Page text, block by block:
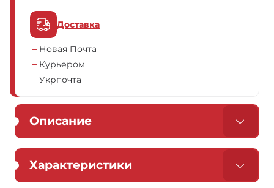
Доставка
Новая Почта
Курьером
Укрпочта
Описание
Характеристики